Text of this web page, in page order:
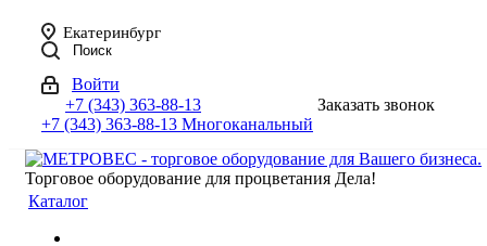
Екатеринбург
Поиск
Войти
+7 (343) 363-88-13
+7 (343) 363-88-13 Многоканальный
Заказать звонок
Торговое оборудование для процветания Дела!
Каталог